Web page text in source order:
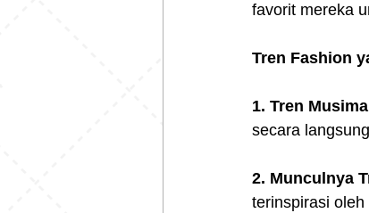
favorit mereka
Tren Fashion
1. Tren
secara
2. Munculnya
terinspirasi